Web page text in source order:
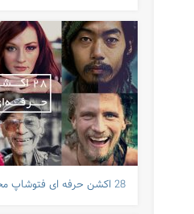
28 اکشن حرفه ای فتوشاپ مخصوص رتوش حرفه ای عکس